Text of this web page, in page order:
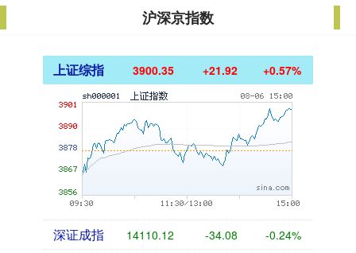
沪深京指数
上证综指 3900.35 +21.92 +0.57%
深证成指 14110.12 -34.08 -0.24%